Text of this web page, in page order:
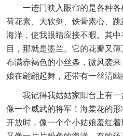
一进门映入眼帘的是各种各
荷花素、大软剑、铁骨素心、
海洋，使我眼睛应接不暇。其
目，那就是墨兰。它的花瓣又
布满赤褐色的小丝条，微风袭
娘在翩翩起舞，还带有一丝清幽
我记得我姑姑家阳台上有
像一个威武的将军！海棠花的
开放时，像一个个小姑娘羞红